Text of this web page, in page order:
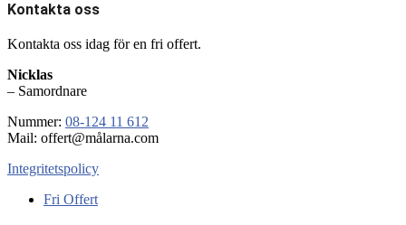
Kontakta oss
Kontakta oss idag för en fri offert.
Nicklas
– Samordnare
Nummer: 08-124 11 612
Mail: offert@målarna.com
Integritetspolicy
Fri Offert